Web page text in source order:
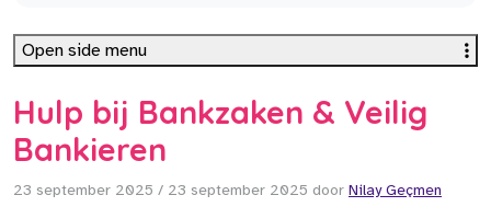
Hulp bij Bankzaken & Veilig
Bankieren
23 september 2025 / 23 september 2025 door Nilay Geçmen
Open side menu